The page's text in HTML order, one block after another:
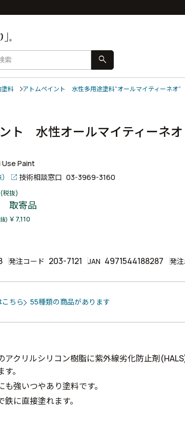
search
塗料
アトムペイント 水性多用途塗料“オールマイティーネオ
ント 水性オールマイティー
Paint
技術相談窓口 03-3969-3160
(税抜)
取寄品
) ￥7,110
発注コード 203-7121 JAN 4971544188287 発
ちら 55種類の商品があります
アクリルシリコン樹脂に紫外線劣化防止剤
。
も強いつやあり塗料です。
に直接塗れます。